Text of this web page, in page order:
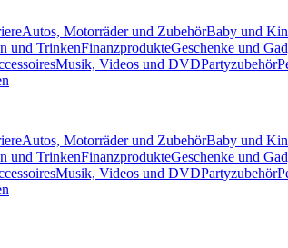
Autos, Motorräder und ZubehörBaby und
und TrinkenFinanzprodukteGeschenke und
Musik, Videos und DVDPartyzubehör
Autos, Motorräder und ZubehörBaby und
und TrinkenFinanzprodukteGeschenke und
Musik, Videos und DVDPartyzubehör